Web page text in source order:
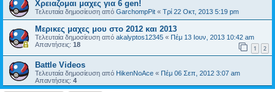
Χρειαζομαι μαχες για 6 gen!
Τελευταία δημοσίευση από GarchompPit « Τρί 22 Οκτ, 2013 5:19 pm
Μερικες μαχες μου στο 2012 και 2013
Τελευταία δημοσίευση από akalyptos12345 « Πέμ 13 Ιουν, 2013 10:42 am
Απαντήσεις: 18 1 2
Battle Videos
Τελευταία δημοσίευση από HikenNoAce « Πέμ 06 Σεπ, 2012 3:07 am
Απαντήσεις: 4